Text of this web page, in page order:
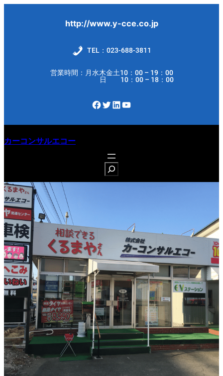
http://www.y-cce.co.jp
TEL：023-688-3811
営業時間：月水木金土10：00 – 19：00
日 10：00 – 18：00
Facebook Twitter LinkedIn YouTube
カーコンサルエコー
e
a
r
c
h